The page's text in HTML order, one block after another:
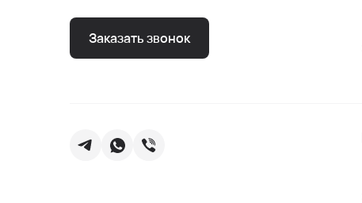
Заказать звонок